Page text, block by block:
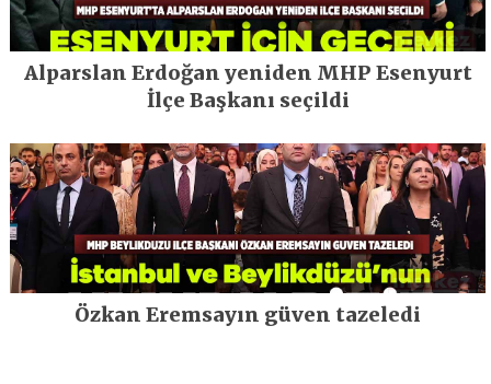
Alparslan Erdoğan yeniden MHP Esenyurt
İlçe Başkanı seçildi
Özkan Eremsayın güven tazeledi